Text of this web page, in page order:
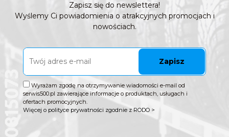
Zapisz się do newslettera!
Wyślemy Ci powiadomienia o atrakcyjnych promocjach i
nowościach.
Zapisz
Wyrażam zgodę na otrzymywanie wiadomości e-mail od
serwis500.pl zawierające informacje o produktach, usługach i
ofertach promocyjnych.
Więcej o polityce prywatności zgodnie z RODO >